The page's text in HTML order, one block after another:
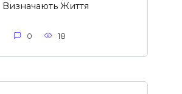
Визначають Життя
0 18